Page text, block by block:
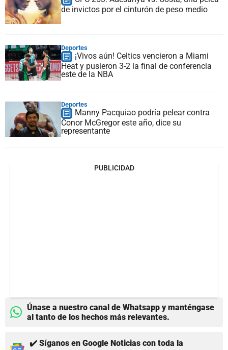
de invictos por el cinturón de peso medio
Deportes
¡Vivos aún! Celtics vencieron a Miami
Heat y pusieron 3-2 la final de conferencia
este de la NBA
Deportes
Manny Pacquiao podría pelear contra
Conor McGregor este año, dice su
representante
PUBLICIDAD
Únase a nuestro canal de Whatsapp y manténgase
al tanto de los hechos más relevantes.
✔️ Síganos en Google Noticias con toda la